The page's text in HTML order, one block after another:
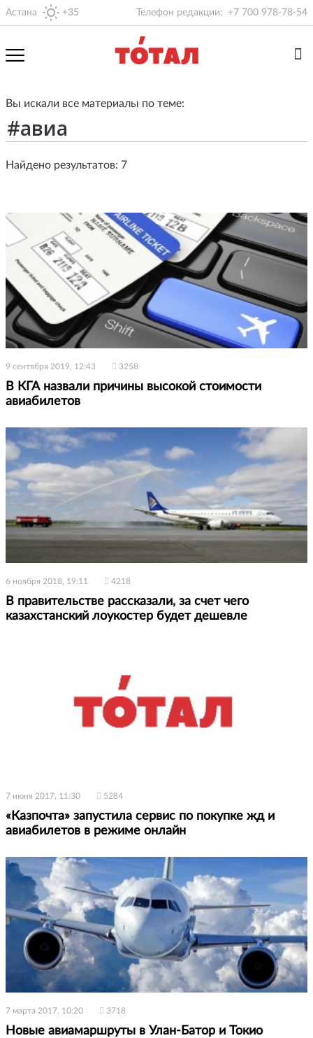
Астана +35 Телефон редакции: +7 700 978-78-54
Вы искали все материалы по теме:
Найдено результатов: 7
9 сентября 2019, 12:43 3258
В КГА назвали причины высокой стоимости
авиабилетов
6 ноября 2018, 19:11 4218
В правительстве рассказали, за счет чего
казахстанский лоукостер будет дешевле
7 июня 2017, 11:30 5284
«Казпочта» запустила сервис по покупке жд и
авиабилетов в режиме онлайн
7 марта 2017, 10:20 3718
Новые авиамаршруты в Улан-Батор и Токио